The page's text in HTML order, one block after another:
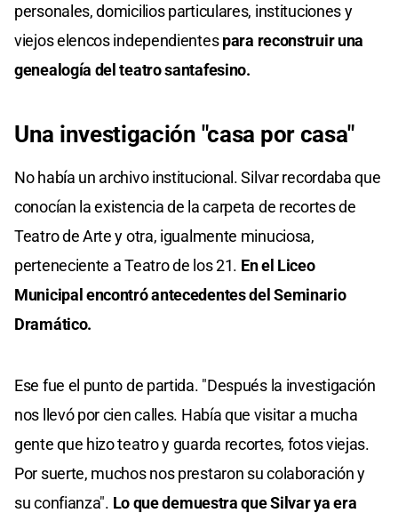
personales, domicilios particulares, instituciones y
viejos elencos independientespara reconstruir una
genealogía del teatro santafesino.
Una investigación "casa por casa"
No había un archivo institucional. Silvar recordaba que
conocían la existencia de la carpeta de recortes de
Teatro de Arte y otra, igualmente minuciosa,
perteneciente a Teatro de los 21. En el Liceo
Municipal encontró antecedentes del Seminario
Dramático.
Ese fue el punto de partida. "Después la investigación
nos llevó por cien calles. Había que visitar a mucha
gente que hizo teatro y guarda recortes, fotos viejas.
Por suerte, muchos nos prestaron su colaboración y
su confianza". Lo que demuestra que Silvar ya era